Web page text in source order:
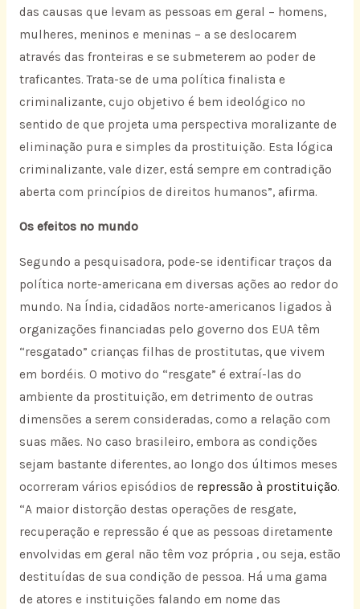
das causas que levam as pessoas em geral – homens,
mulheres, meninos e meninas – a se deslocarem
através das fronteiras e se submeterem ao poder de
traficantes. Trata-se de uma política finalista e
criminalizante, cujo objetivo é bem ideológico no
sentido de que projeta uma perspectiva moralizante de
eliminação pura e simples da prostituição. Esta lógica
criminalizante, vale dizer, está sempre em contradição
aberta com princípios de direitos humanos”, afirma.
Os efeitos no mundo
Segundo a pesquisadora, pode-se identificar traços da
política norte-americana em diversas ações ao redor do
mundo. Na Índia, cidadãos norte-americanos ligados à
organizações financiadas pelo governo dos EUA têm
“resgatado” crianças filhas de prostitutas, que vivem
em bordéis. O motivo do “resgate” é extraí-las do
ambiente da prostituição, em detrimento de outras
dimensões a serem consideradas, como a relação com
suas mães. No caso brasileiro, embora as condições
sejam bastante diferentes, ao longo dos últimos meses
ocorreram vários episódios de repressão à prostituição.
“A maior distorção destas operações de resgate,
recuperação e repressão é que as pessoas diretamente
envolvidas em geral não têm voz própria , ou seja, estão
destituídas de sua condição de pessoa. Há uma gama
de atores e instituições falando em nome das